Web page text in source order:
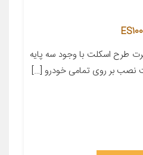
طرح اسکلت با وجود سه پایه
نصب بر روی تمامی خودرو […]